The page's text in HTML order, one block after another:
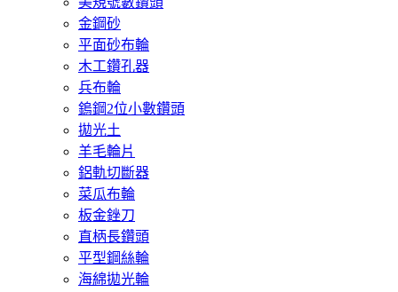
金鋼砂
平面砂布輪
木工鑽孔器
兵布輪
鎢鋼2位小數鑽頭
拋光土
羊毛輪片
鋁軌切斷器
菜瓜布輪
板金銼刀
直柄長鑽頭
平型鋼絲輪
海綿拋光輪